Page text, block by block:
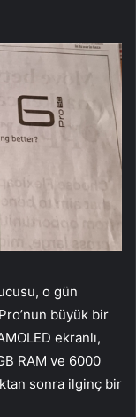
o gün
büyük bir
ekranlı,
RAM ve 6000
sonra ilginç bir